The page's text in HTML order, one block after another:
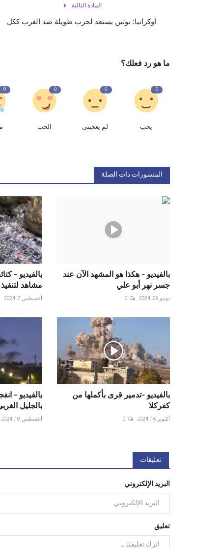
المادة التالية
أوكرانيا: بوتين يستعد لحرب طويلة ضد الغرب ككل
ما هو رد فعلك؟
0
يحب
0
لم يعجبنى
0
الحب
0
المنشورات ذات الصلة
بالفيديو - هكذا هو المشهد الآن عند
جسر نهر أبو علي
يونيو 29, 2024 0
بالفيديو -
مشاهد
أغسطس 7, 2024
بالفيديو -تدمير قرى بأكملها من
كفركلا
أكتوبر 16, 2024 0
بالفيديو -
بالجليل
أغسطس 18, 2024
تعليقات
البريد الإلكتروني
تعليق